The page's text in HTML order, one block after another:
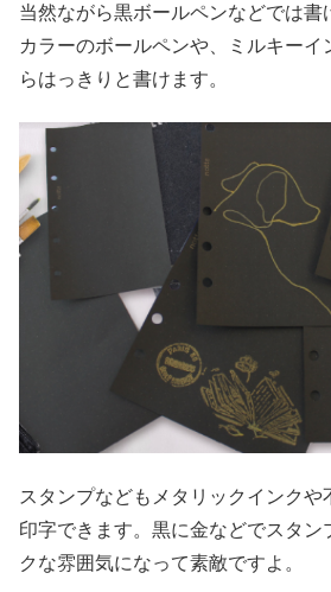
当然ながら黒ボールペンなどでは書
カラーのボールペンや、ミルキーイ
らはっきりと書けます。
スタンプなどもメタリックインクや
印字できます。黒に金などでスタン
クな雰囲気になって素敵ですよ。